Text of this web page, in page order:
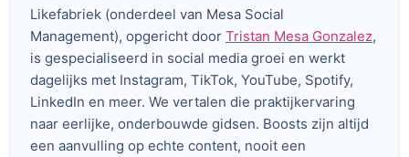
Likefabriek (onderdeel van Mesa Social
Management), opgericht door Tristan Mesa Gonzalez,
is gespecialiseerd in social media groei en werkt
dagelijks met Instagram, TikTok, YouTube, Spotify,
LinkedIn en meer. We vertalen die praktijkervaring
naar eerlijke, onderbouwde gidsen. Boosts zijn altijd
een aanvulling op echte content, nooit een